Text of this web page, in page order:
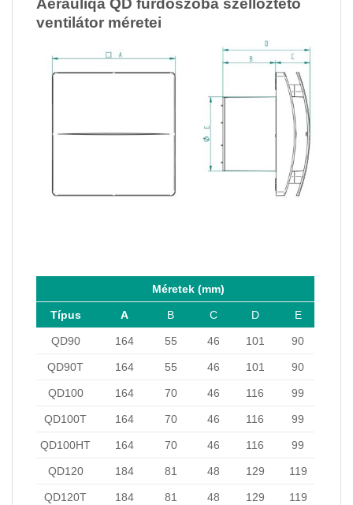
Aerauliqa QD fürdőszoba szellőztető
ventilátor méretei
QD90 164 55 46 101 90
QD90T 164 55 46 101 90
QD100 164 70 46 116 99
QD100T 164 70 46 116 99
QD100HT 164 70 46 116 99
QD120 184 81 48 129 119
QD120T 184 81 48 129 119
Méretek (mm)
Típus A B C D E